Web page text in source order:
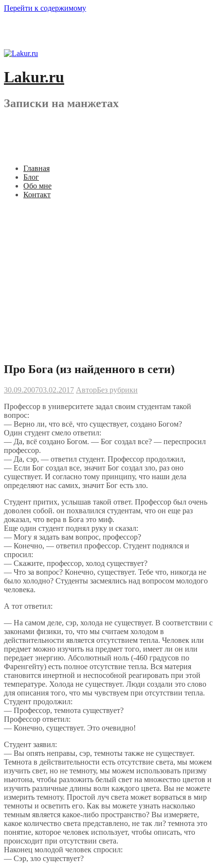
Перейти к содержимому
Lakur.ru
Записки на манжетах
Главная
Блог
Обо мне
Контакт
Про Бога (из найденного в сети)
30.09.200703.02.2017 АвторБез рубрики
Профессор в университете задал своим студентам такой
вопрос:
— Верно ли, что всё, что существует, создано Богом?
Один студент смело ответил:
— Да, всё создано Богом. — Бог создал все? — переспросил
профессор.
— Да, сэр, — ответил студент. Профессор продолжил,
— Если Бог создал все, значит Бог создал зло, раз оно
существует. И согласно тому принципу, что наши дела
определяют нас самих, значит Бог есть зло.
Студент притих, услышав такой ответ. Профессор был очень
доволен собой. он похвалился студентам, что он еще раз
доказал, что вера в Бога это миф.
Еще один студент поднял руку и сказал:
— Могу я задать вам вопрос, профессор?
— Конечно, — ответил профессор. Студент поднялся и
спросил:
— Скажите, профессор, холод существует?
— Что за вопрос? Конечно, существует. Тебе что, никогда не
было холодно? Студенты засмеялись над вопросом молодого
человека.
А тот ответил:
— На самом деле, сэр, холода не существует. В соответствии с
законами физики, то, что мы считаем холодом в
действительности является отсутствием тепла. Человек или
предмет можно изучить на предмет того, имеет ли он или
передает энергию. Абсолютный ноль (-460 градусов по
Фаренгейту) есть полное отсутствие тепла. Вся материя
становится инертной и неспособной реагировать при этой
температуре. Холода не существует. Люди создали это слово
для описания того, что мы чувствуем при отсутствии тепла.
Студент продолжил:
— Профессор, темнота существует?
Профессор ответил:
— Конечно, существует. Это очевидно!
Студент заявил:
— Вы опять неправы, сэр, темноты также не существует.
Темнота в действительности есть отсутствие света, мы можем
изучить свет, но не темноту, мы можем использовать призму
ньютона, чтобы разложить белый свет на множество цветов и
изучить различные длины волн каждого цвета. Вы не можете
измерить темноту. Простой луч света может ворваться в мир
темноты и осветить его. Как вы можете узнать насколько
темным является какое-либо пространство? Вы измеряете,
какое количество света представлено, не так ли? темнота это
понятие, которое человек использует, чтобы описать, что
происходит при отсутствии света.
Наконец молодой человек спросил:
— Сэр, зло существует?